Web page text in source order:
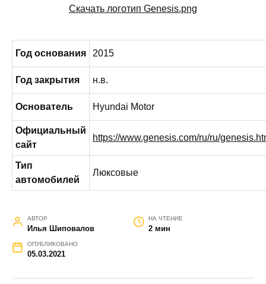
Скачать логотип Genesis.png
Год основания 2015
Год закрытия н.в.
Основатель Hyundai Motor
Официальный
сайт
https://www.genesis.com/ru/ru/
Тип
автомобилей
Люксовые
АВТОР
Илья Шиповалов
НА ЧТЕНИЕ
2 мин
ОПУБЛИКОВАНО
05.03.2021